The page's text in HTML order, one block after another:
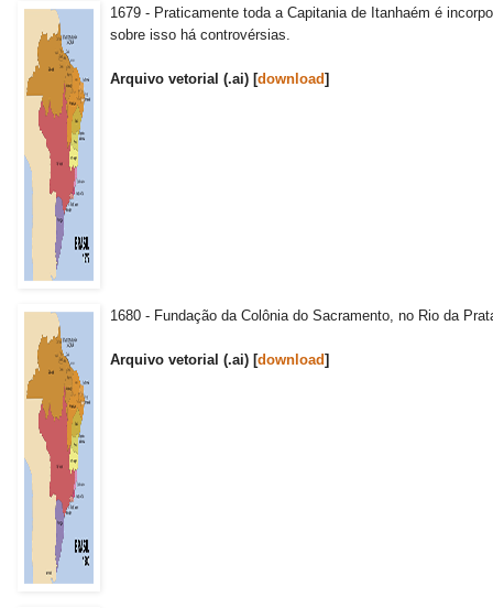
1679 - Praticamente toda a Capitania de Itanhaém é
sobre isso há controvérsias.
Arquivo vetorial (.ai) [download]
1680 - Fundação da Colônia do Sacramento, no Rio da
Arquivo vetorial (.ai) [download]